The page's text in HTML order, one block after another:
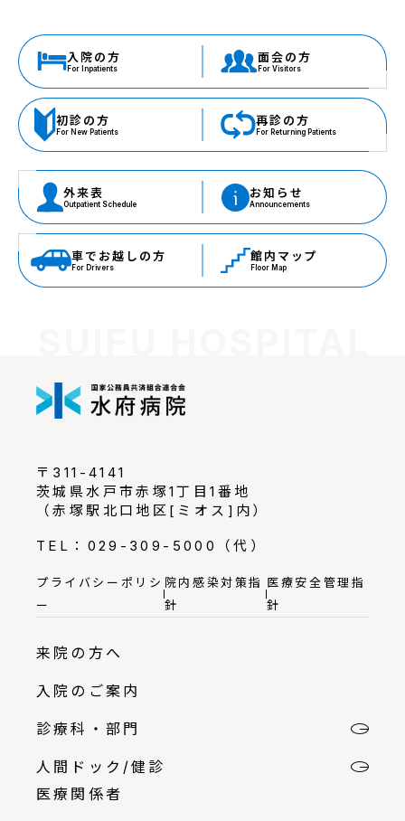
入院の方 面会の方
初診の方 再診の方
外来表 お知らせ
車でお越しの方 館内マップ
〒311-4141
茨城県水戸市赤塚1丁目1番地
（赤塚駅北口地区[ミオス]内）
TEL：029-309-5000（代）
プライバシーポリシ
ー
院内感染対策指
針
医療安全管理指
針
フ
タ
メ
ュ
ー
来院の方へ
入院のご案内
診療科・部門
子
メ
内科
外科
人間ドック/健診
子
無痛MRI乳がん検診
医療関係者